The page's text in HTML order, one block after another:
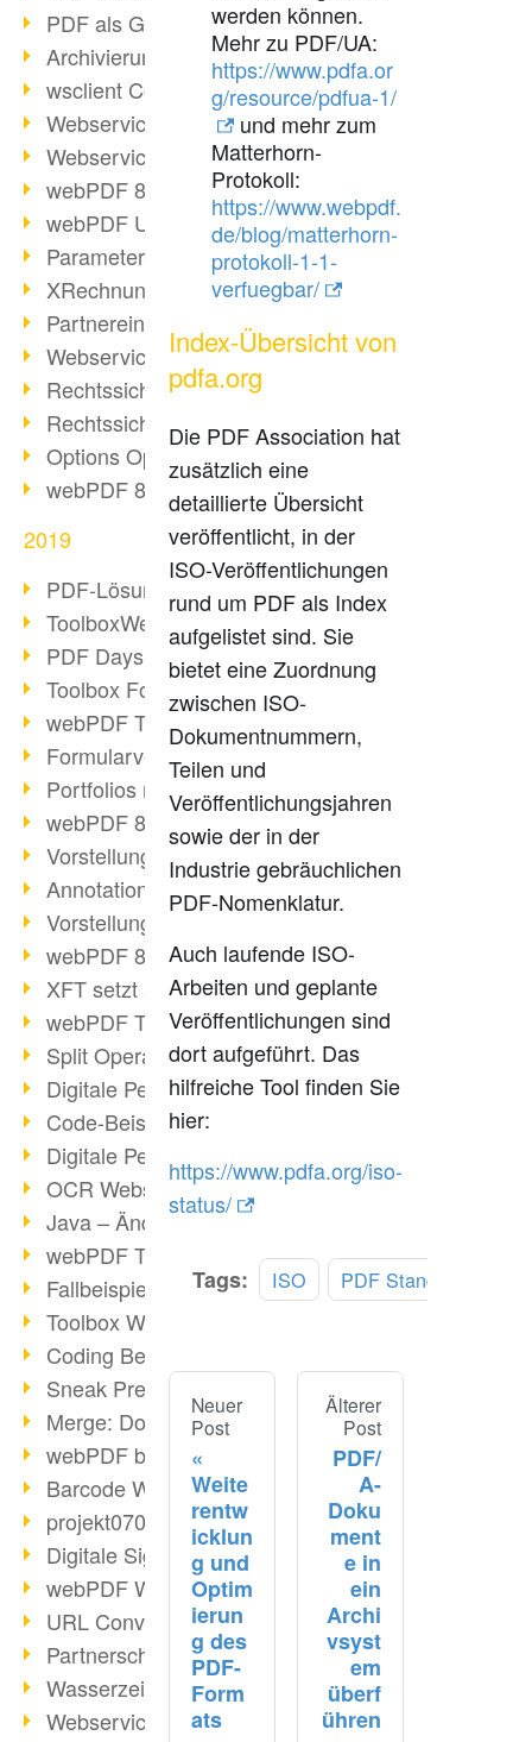
PDF als Grafik exportieren
Archivierung & Migration
wsclient Converter
Webservice Toolbox (3)
Webservice PDF/A
webPDF 8 Neuerungen (Teil 2)
webPDF Update 8.0.0.2058
Parameter-Umstellung
XRechnung bei deutschen Behörden
Partnereinsatz unserer Software
Webservice Beispiel: XMP-Metadaten
Rechtssichere Mail-Archivierung (2)
Rechtssichere Mail-Archivierung (1)
Options Operation
webPDF 8 Neuerungen (Teil 1)
2019
PDF-Lösung für Unternehmen
ToolboxWebService Print Operation
PDF Days 2020
Toolbox Forms Operation
webPDF Toolbox Delete
Formularverarbeitung mit webPDF
Portfolios mit webPDF erstellen
webPDF 8.0 gestartet
Vorstellung weiterer ActionTypes
AnnotationSelection Objekt
Vorstellung weiterer ActionTypes
webPDF 8: Toolbox Neuerungen
XFT setzt auf webPDF
webPDF Toolbox Webservice Image
Split Operation: Dokumente teilen
Digitale Personalakte mit webPDF
Code-Beispiel Attachment Operation
Digitale Personalakte bei REMONDIS
OCR Webservice
Java – Änderungen der Bedingungen
webPDF Toolbox Description
Fallbeispiel: Fusion von Archiven
Toolbox WebService Extraction
Coding Beispiel: Annotationen
Sneak Preview des webPDF Portals
Merge: Dokumente zusammenfügen
webPDF bei Infoniqa
Barcode Webservice
projekt0708 & webPDF
Digitale Signaturen - Teil 3
webPDF Webservices Signature
URL Converter mit wsclient
Partnerschaft mit d.vinci
Wasserzeichen per wsclient
Webservice via Ant-Task Bibliothek
werden können.
Mehr zu PDF/UA:
https://www.pdfa.or
g/resource/pdfua-1/
und mehr zum
Matterhorn-
Protokoll:
https://www.webpdf.
de/blog/matterhorn-
protokoll-1-1-
verfuegbar/
Index-Übersicht von
pdfa.org
Die PDF Association hat
zusätzlich eine
detaillierte Übersicht
veröffentlicht, in der
ISO-Veröffentlichungen
rund um PDF als Index
aufgelistet sind. Sie
bietet eine Zuordnung
zwischen ISO-
Dokumentnummern,
Teilen und
Veröffentlichungsjahren
sowie der in der
Industrie gebräuchlichen
PDF-Nomenklatur.
Auch laufende ISO-
Arbeiten und geplante
Veröffentlichungen sind
dort aufgeführt. Das
hilfreiche Tool finden Sie
hier:
https://www.pdfa.org/iso-
status/
Tags: ISO PDF Standard
Neuer
Post
Weite
rentw
icklun
g und
Optim
ierun
g des
PDF-
Form
ats
Älterer
Post
PDF/
A-
Doku
ment
e in
ein
Archi
vsyst
em
überf
ühren